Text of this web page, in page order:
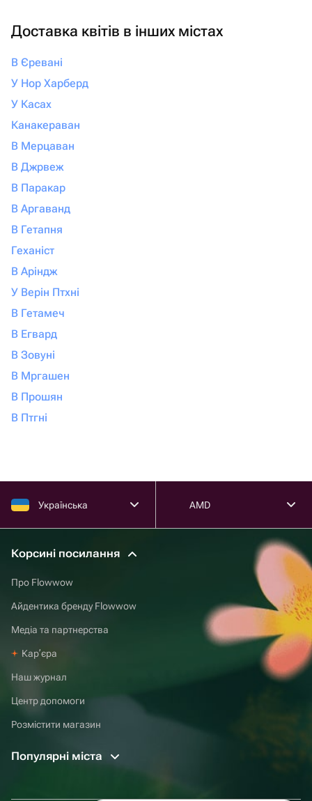
Доставка квітів в інших містах
В Єревані
У Нор Харберд
У Касах
Канакераван
В Мерцаван
В Джрвеж
В Паракар
В Аргаванд
В Гетапня
Геханіст
В Аріндж
У Верін Птхні
В Гетамеч
В Егвард
В Зовуні
В Мргашен
В Прошян
В Птгні
Українська AMD
Корсині посилання
Про Flowwow
Айдентика бренду Flowwow
Медіа та партнерства
Карʼєра
Наш журнал
Центр допомоги
Розмістити магазин
Популярні міста